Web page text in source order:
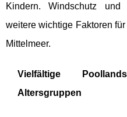
Kindern. Windschutz
weitere wichtige Faktoren
Mittelmeer.
Vielfältige
Altersgruppen